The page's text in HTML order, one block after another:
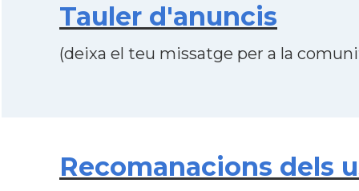
Tauler d'anuncis
(deixa el teu missatge per a la
Recomanacions dels